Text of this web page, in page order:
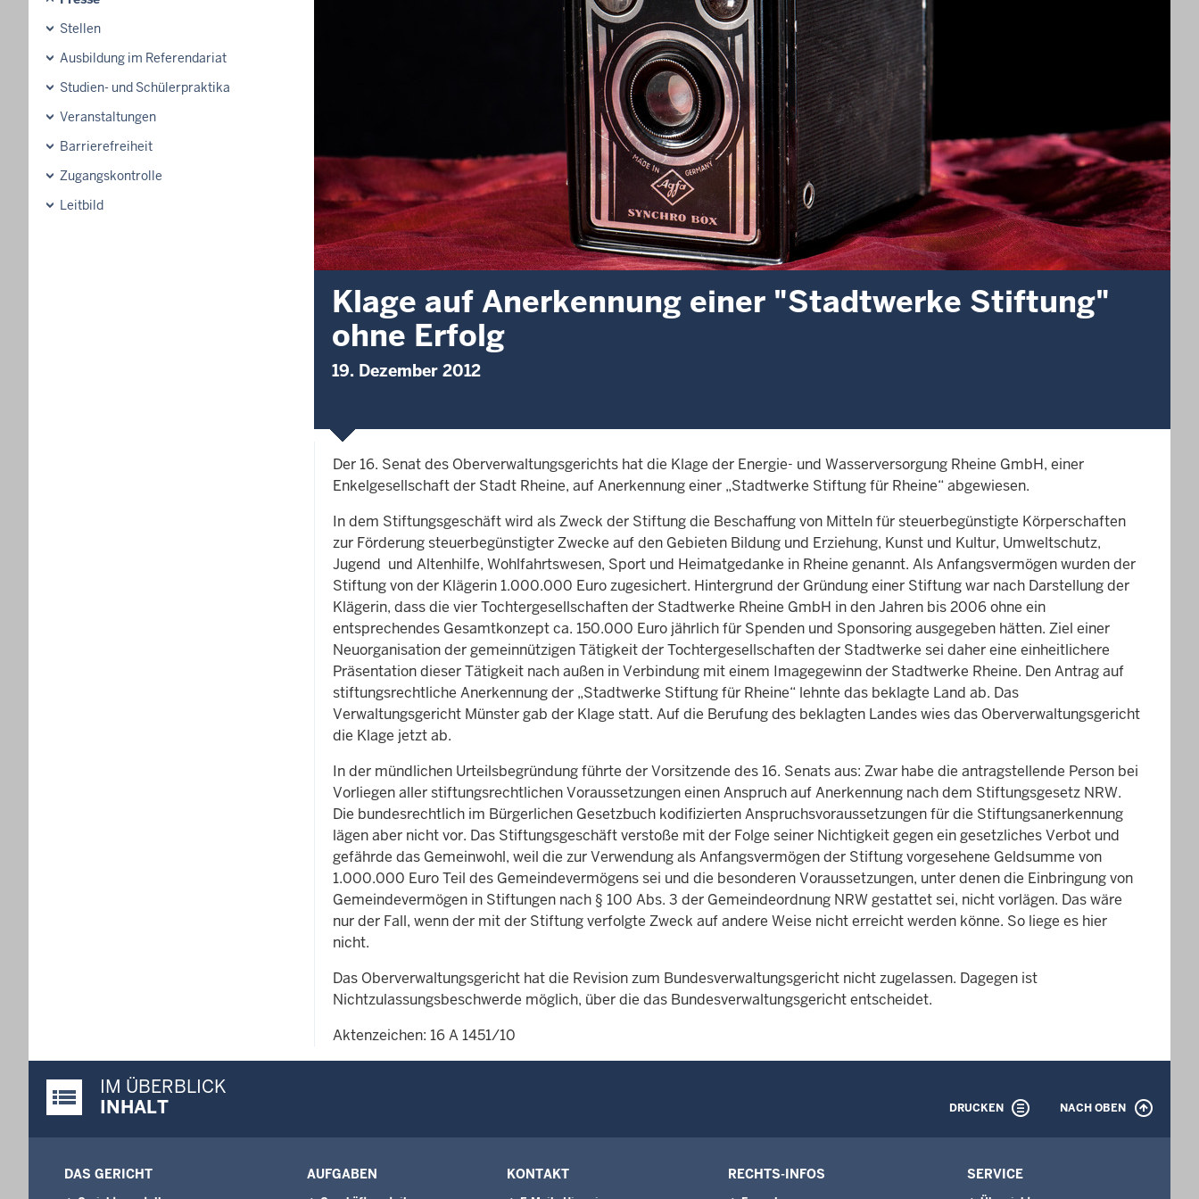
Stellen
Ausbildung im Referendariat
Studien- und Schülerpraktika
Veranstaltungen
Barrierefreiheit
Zugangskontrolle
Leitbild
Klage auf Anerkennung einer "Stadtwerke Stiftung"
ohne Erfolg
19. Dezember 2012
Der 16. Senat des Oberverwaltungsgerichts hat die Klage der Energie- und Wasserversorgung Rheine GmbH, einer
Enkelgesellschaft der Stadt Rheine, auf Anerkennung einer „Stadtwerke Stiftung für Rheine“ abgewiesen.
In dem Stiftungsgeschäft wird als Zweck der Stiftung die Beschaffung von Mitteln für steuerbegünstigte Körperschaften
zur Förderung steuerbegünstigter Zwecke auf den Gebieten Bildung und Erziehung, Kunst und Kultur, Umweltschutz,
Jugend und Altenhilfe, Wohlfahrtswesen, Sport und Heimatgedanke in Rheine genannt. Als Anfangsvermögen wurden der
Stiftung von der Klägerin 1.000.000 Euro zugesichert. Hintergrund der Gründung einer Stiftung war nach Darstellung der
Klägerin, dass die vier Tochtergesellschaften der Stadtwerke Rheine GmbH in den Jahren bis 2006 ohne ein
entsprechendes Gesamtkonzept ca. 150.000 Euro jährlich für Spenden und Sponsoring ausgegeben hätten. Ziel einer
Neuorganisation der gemeinnützigen Tätigkeit der Tochtergesellschaften der Stadtwerke sei daher eine einheitlichere
Präsentation dieser Tätigkeit nach außen in Verbindung mit einem Imagegewinn der Stadtwerke Rheine. Den Antrag auf
stiftungsrechtliche Anerkennung der „Stadtwerke Stiftung für Rheine“ lehnte das beklagte Land ab. Das
Verwaltungsgericht Münster gab der Klage statt. Auf die Berufung des beklagten Landes wies das Oberverwaltungsgericht
die Klage jetzt ab.
In der mündlichen Urteilsbegründung führte der Vorsitzende des 16. Senats aus: Zwar habe die antragstellende Person bei
Vorliegen aller stiftungsrechtlichen Voraussetzungen einen Anspruch auf Anerkennung nach dem Stiftungsgesetz NRW.
Die bundesrechtlich im Bürgerlichen Gesetzbuch kodifizierten Anspruchsvoraussetzungen für die Stiftungsanerkennung
lägen aber nicht vor. Das Stiftungsgeschäft verstoße mit der Folge seiner Nichtigkeit gegen ein gesetzliches Verbot und
gefährde das Gemeinwohl, weil die zur Verwendung als Anfangsvermögen der Stiftung vorgesehene Geldsumme von
1.000.000 Euro Teil des Gemeindevermögens sei und die besonderen Voraussetzungen, unter denen die Einbringung von
Gemeindevermögen in Stiftungen nach § 100 Abs. 3 der Gemeindeordnung NRW gestattet sei, nicht vorlägen. Das wäre
nur der Fall, wenn der mit der Stiftung verfolgte Zweck auf andere Weise nicht erreicht werden könne. So liege es hier
nicht.
Das Oberverwaltungsgericht hat die Revision zum Bundesverwaltungsgericht nicht zugelassen. Dagegen ist
Nichtzulassungsbeschwerde möglich, über die das Bundesverwaltungsgericht entscheidet.
Aktenzeichen: 16 A 1451/10
Justiz-Portal im Überblick:
IM ÜBERBLICK
INHALT
DRUCKEN NACH OBEN
DAS GERICHT AUFGABEN KONTAKT RECHTS-INFOS SERVICE